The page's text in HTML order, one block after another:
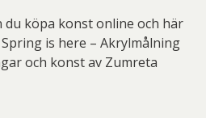
du köpa konst online och här
is here – Akrylmålning
och konst av Zumreta